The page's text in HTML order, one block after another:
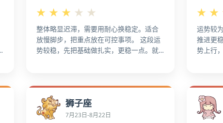
★ ★ ★ ★ ★
整体略显迟滞，需要用耐心换稳定。适合
放慢脚步，把重点放在可控事项。 这段运
势较稳，先把基础做扎实，更稳一点。就
进，别频繁调整方向，更容易稳定发挥。
总体上，维持节奏就好，不必过度求快，
★ ★
运势较
推进更
势上行
中发力
目，收
狮子座
7月23日-8月22日